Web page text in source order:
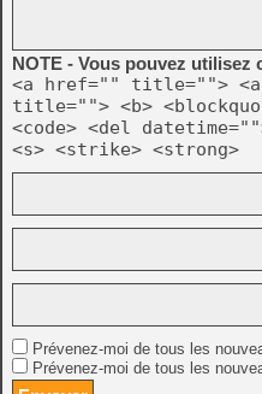
NOTE - Vous pouvez utilisez
<a href="" title="">
title=""> <b>
<code> <del
<s> <strike> <strong>
Prévenez-moi de tous les
Prévenez-moi de tous les